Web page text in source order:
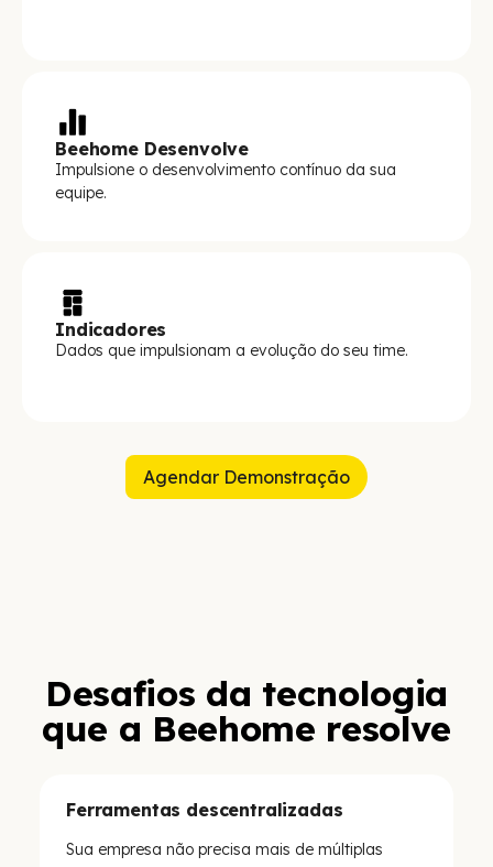
Beehome Desenvolve
Impulsione o desenvolvimento contínuo da sua
equipe.
Indicadores
Dados que impulsionam a evolução do seu time.
Agendar Demonstração
Desafios da tecnologia
que a Beehome resolve
Ferramentas descentralizadas
Sua empresa não precisa mais de múltiplas